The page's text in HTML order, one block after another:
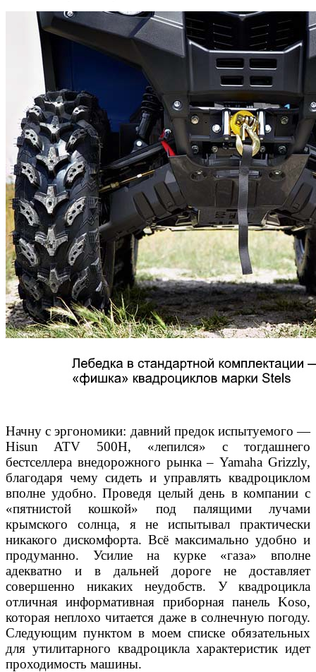
Начну с эргономики: давний предок испытуемого —
Hisun ATV 500H, «лепился» с тогдашнего
бестселлера внедорожного рынка –Yamaha Grizzly,
благодаря чему сидеть и управлять квадроциклом
вполне удобно. Проведя целый день в компании с
«пятнистой кошкой» под палящими лучами
крымского солнца, я не испытывал практически
никакого дискомфорта. Всё максимально удобно и
продуманно. Усилие на курке «газа» вполне
адекватно и в дальней дороге не доставляет
совершенно никаких неудобств. У квадроцикла
отличная информативная приборная панель Koso,
которая неплохо читается даже в солнечную погоду.
Следующимпунктом в моем списке обязательных
для утилитарного квадроцикла характеристик идет
проходимость машины.